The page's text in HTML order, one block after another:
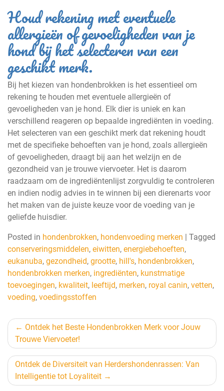
Houd rekening met eventuele
allergieën of gevoeligheden van je
hond bij het selecteren van een
geschikt merk.
Bij het kiezen van hondenbrokken is het essentieel om
rekening te houden met eventuele allergieën of
gevoeligheden van je hond. Elk dier is uniek en kan
verschillend reageren op bepaalde ingrediënten in voeding.
Het selecteren van een geschikt merk dat rekening houdt
met de specifieke behoeften van je hond, zoals allergieën
of gevoeligheden, draagt bij aan het welzijn en de
gezondheid van je trouwe viervoeter. Het is daarom
raadzaam om de ingrediëntenlijst zorgvuldig te controleren
en indien nodig advies in te winnen bij een dierenarts voor
het maken van de juiste keuze voor de voeding van je
geliefde huisdier.
Posted in hondenbrokken, hondenvoeding merken | Tagged
conserveringsmiddelen, eiwitten, energiebehoeften,
eukanuba, gezondheid, grootte, hill's, hondenbrokken,
hondenbrokken merken, ingrediënten, kunstmatige
toevoegingen, kwaliteit, leeftijd, merken, royal canin, vetten,
voeding, voedingsstoffen
Berichtnavigatie
Ontdek het Beste Hondenbrokken Merk voor Jouw
Trouwe Viervoeter!
Ontdek de Diversiteit van Herdershondenrassen: Van
Intelligentie tot Loyaliteit